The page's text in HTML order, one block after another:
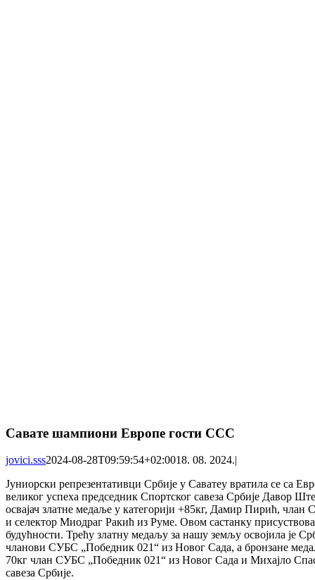
Савате шампиони Европе гости ССС
jovici.sss2024-08-28T09:59:54+02:0018. 08. 2024.|
Јуниорски репрезентативци Србије у Саватеу вратила се са
великог успеха председник Спортског савеза Србије Давор
освајач златне медаље у категорији +85кг, Дамир Пирић, члан
и селектор Миодраг Ракић из Руме. Овом састанку
будућности. Трећу златну медаљу за нашу земљу освојила је
чланови СУБС „Победник 021“ из Новог Сада, а бронзане
70кг члан СУБС „Победник 021“ из Новог Сада и Михајло
савеза Србије.